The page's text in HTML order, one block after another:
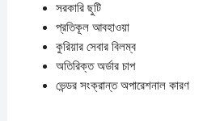
সরকারি ছুটি
প্রতিকূল আবহাওয়া
কুরিয়ার সেবার বিলম্ব
অতিরিক্ত অর্ডার চাপ
ভেন্ডর সংক্রান্ত অপারেশনাল কারণ